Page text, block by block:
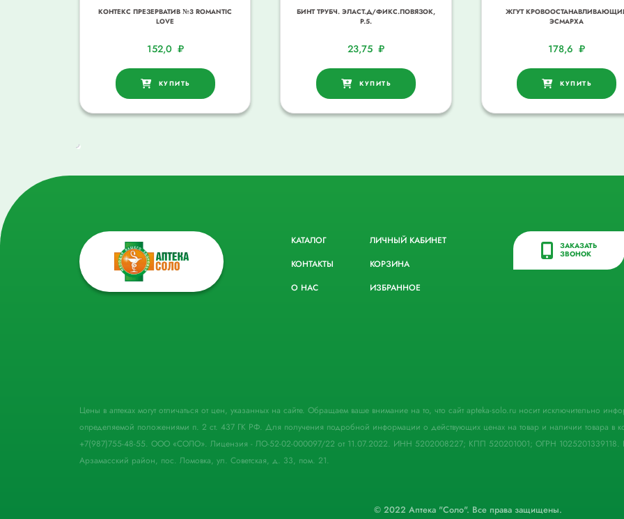
КОНТЕКС ПРЕЗЕРВАТИВ №3 ROMANTIC
LOVЕ
152,0 ₽
КУПИТЬ
БИНТ ТРУБЧ. ЭЛАСТ.Д/ФИКС.ПОВЯЗОК,
Р.5.
23,75 ₽
КУПИТЬ
ЖГУТ
ЭСМАРХА
178,6₽
КУПИТЬ
КАТАЛОГ
КОНТАКТЫ
О НАС
ЛИЧНЫЙ КАБИНЕТ
КОРЗИНА
ИЗБРАННОЕ
ЗАКАЗАТЬ
ЗВОНОК
Цены в аптеках могут отличаться от цен, указанных на сайте. Обращаем ваше внимание на то, что сайт apteka-solo.ru носит исключительно
определяемой положениями п. 2 ст. 437 ГК РФ. Для получения подробной информации о действующих ценах на товар и наличии товара в
+7(987)755-48-55. ООО «СОЛО». Лицензия - ЛО-52-02-000097/22 от 11.07.2022. ИНН 5202008227; КПП 520201001; ОГРН 1025201339118.
Арзамасский район, пос. Ломовка, ул. Советская, д. 33, пом. 21.
© 2022 Аптека "Соло". Все права защищены.